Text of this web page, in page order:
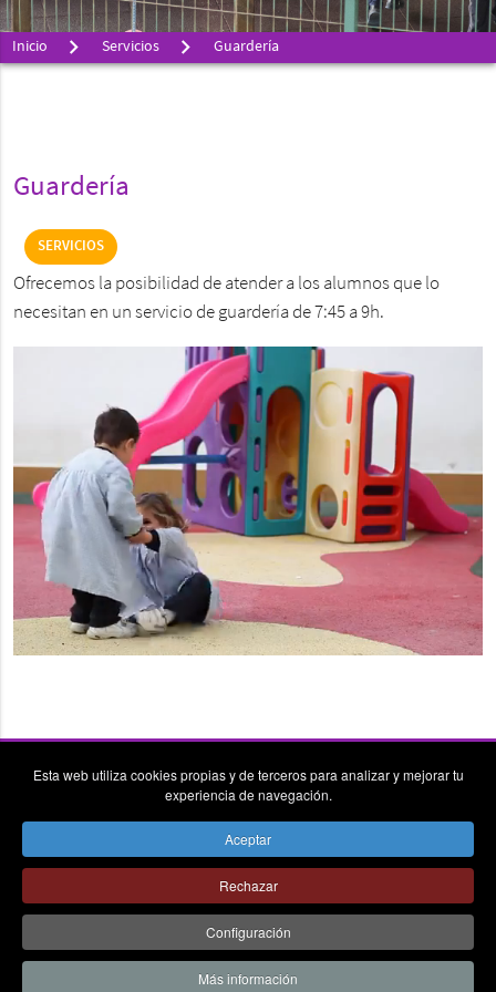
Inicio Servicios Guardería
Guardería
SERVICIOS
Ofrecemos la posibilidad de atender a los alumnos que lo
necesitan en un servicio de guardería de 7:45 a 9h.
vpn_key place send
© Colegio la Asunción Donostia - Todos los derechos
reservados - Avda. Alcalde José Elósegui, 279 20015
Donostia-San Sebastián Tel.: 943 288 411 Fax: 943 286 830 -
CANAL DE COMUNICACIÓN
Esta web utiliza cookies propias y de terceros para analizar y mejorar tu
experiencia de navegación.
Aceptar
Rechazar
Configuración
Más información